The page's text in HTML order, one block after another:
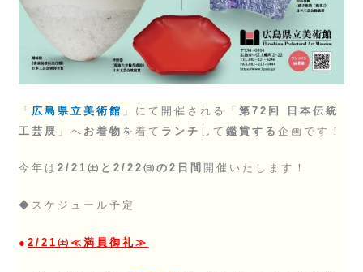
「 広島県立美術館 」にて開催される「第72回 日本伝統
工芸展 」へ お着物 を着て ランチ して鑑賞する企画です！
今年は2/21㈯と2/22㈰の2日間 開催いたします！
◆スケジュール予定
●2/21㈯≪満員御礼≫